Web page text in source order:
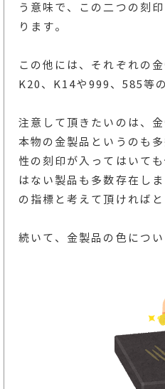
う意味で、この二つの刻
ります。
この他には、それぞれの
K20、K14や999、585等
注意して頂きたいのは、
本物の金製品というのも
性の刻印が入ってはいて
はない製品も多数存在し
の指標と考えて頂ければと
続いて、金製品の色につい